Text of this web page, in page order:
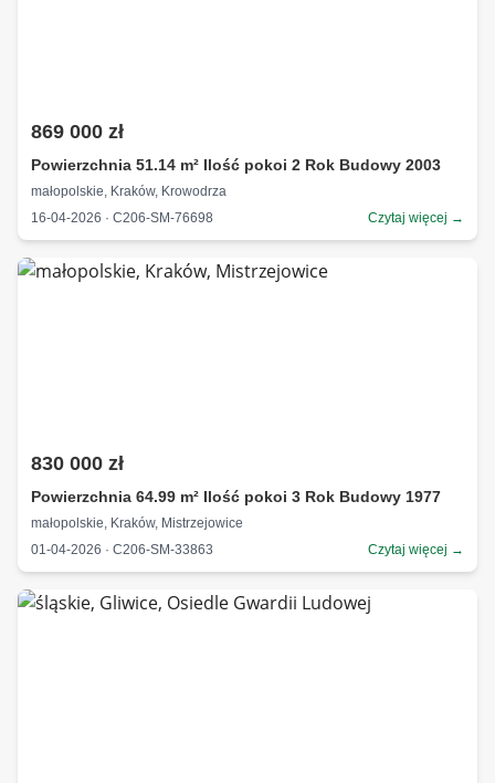
869 000 zł
Powierzchnia 51.14 m² Ilość pokoi 2 Rok Budowy 2003
małopolskie, Kraków, Krowodrza
16-04-2026 · C206-SM-76698
Czytaj więcej →
830 000 zł
Powierzchnia 64.99 m² Ilość pokoi 3 Rok Budowy 1977
małopolskie, Kraków, Mistrzejowice
01-04-2026 · C206-SM-33863
Czytaj więcej →